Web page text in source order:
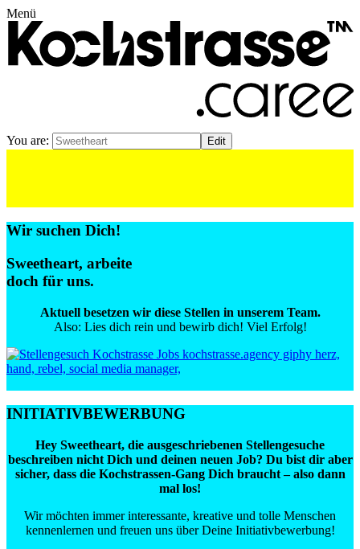
Menü
You are:
Wir suchen Dich!
Sweetheart, arbeite
doch für uns.
Aktuell besetzen wir diese Stellen in unserem Team.
Also: Lies dich rein und bewirb dich! Viel Erfolg!
INITIATIVBEWERBUNG
Hey Sweetheart, die ausgeschriebenen Stellengesuche
beschreiben nicht Dich und deinen neuen Job? Du bist dir aber
sicher, dass die Kochstrassen-Gang Dich braucht – also dann
mal los!
Wir möchten immer interessante, kreative und tolle Menschen
kennenlernen und freuen uns über Deine Initiativbewerbung!